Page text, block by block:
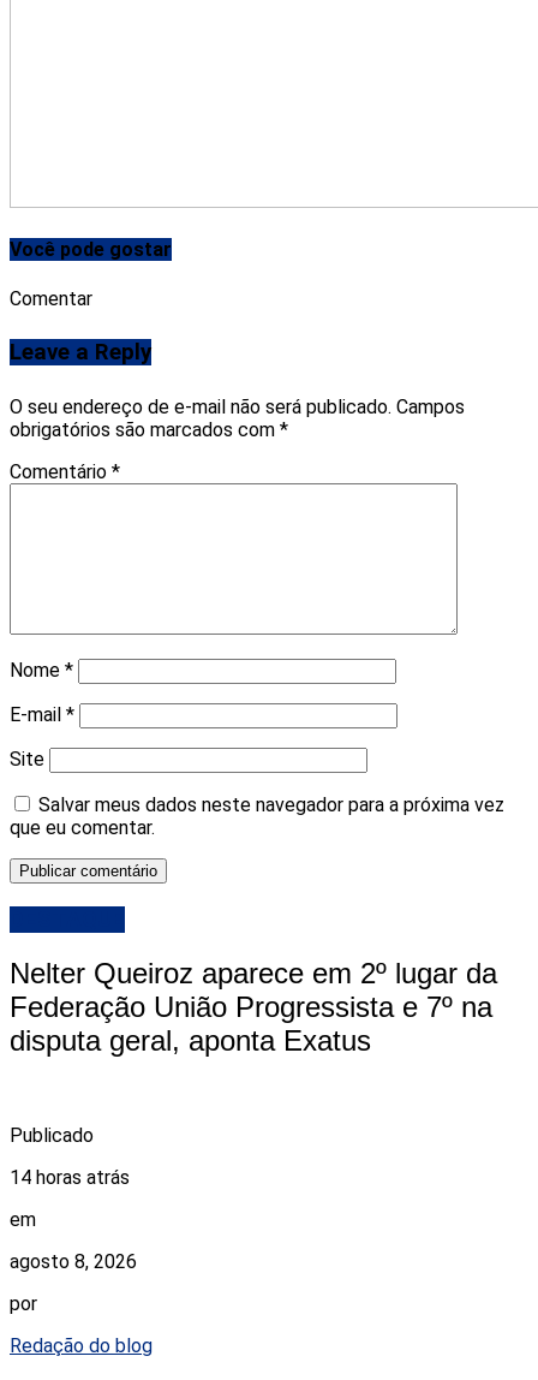
Você pode gostar
Comentar
Leave a Reply
O seu endereço de e-mail não será publicado. Campos
obrigatórios são marcados com *
Comentário *
Nome *
E-mail *
Site
Salvar meus dados neste navegador para a próxima vez
que eu comentar.
Nelter Queiroz aparece em 2º lugar da
Federação União Progressista e 7º na
disputa geral, aponta Exatus
Publicado
14 horas atrás
em
agosto 8, 2026
por
Redação do blog